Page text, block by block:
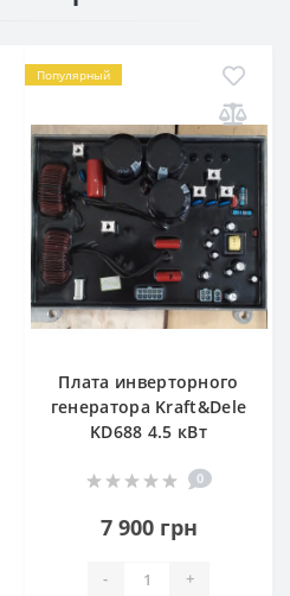
Популярный
Плата инверторного
генератора Kraft&Dele
KD688 4.5 кВт
0
7 900 грн
- +